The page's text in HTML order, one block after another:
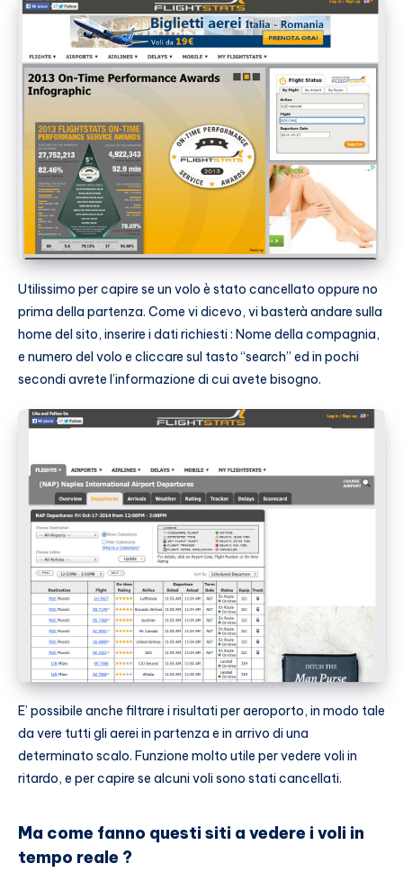
Utilissimo per capire se un volo è stato cancellato oppure no
prima della partenza. Come vi dicevo, vi basterà andare sulla
home del sito, inserire i dati richiesti : Nome della compagnia,
e numero del volo e cliccare sul tasto “search” ed in pochi
secondi avrete l’informazione di cui avete bisogno.
E’ possibile anche filtrare i risultati per aeroporto, in modo tale
da vere tutti gli aerei in partenza e in arrivo di una
determinato scalo. Funzione molto utile per vedere voli in
ritardo, e per capire se alcuni voli sono stati cancellati.
Ma come fanno questi siti a vedere i voli in
tempo reale ?